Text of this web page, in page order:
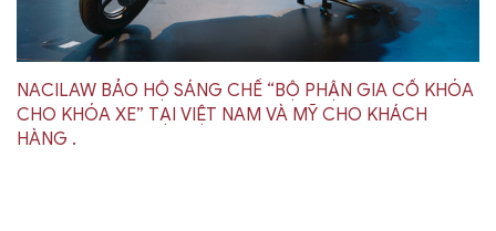
NACILAW BẢO HỘ SÁNG CHẾ “BỘ PHẬN GIA CỐ KHÓA
CHO KHÓA XE” TẠI VIỆT NAM VÀ MỸ CHO KHÁCH
HÀNG .